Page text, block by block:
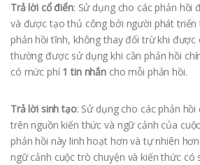
Trả lời cổ điển: Sử dụng cho các phản
và được tạo thủ công bởi người phát triển
phản hồi tĩnh, không thay đổi trừ khi được
thường được sử dụng khi cần phản hồi
có mức phí 1 tin nhắn cho mỗi phản hồi.
Trả lời sinh tạo: Sử dụng cho các phản
trên nguồn kiến thức và ngữ cảnh của
phản hồi này linh hoạt hơn và tự nhiên
ngữ cảnh cuộc trò chuyện và kiến thức có